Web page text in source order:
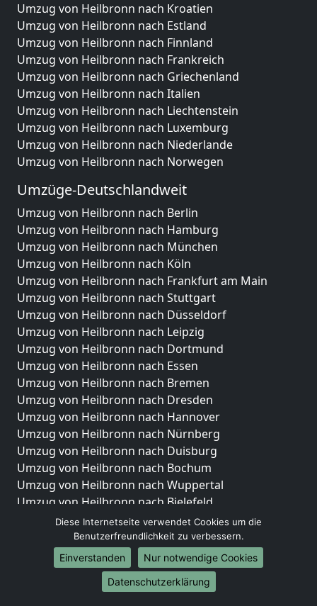
Umzug von Heilbronn nach Kroatien
Umzug von Heilbronn nach Estland
Umzug von Heilbronn nach Finnland
Umzug von Heilbronn nach Frankreich
Umzug von Heilbronn nach Griechenland
Umzug von Heilbronn nach Italien
Umzug von Heilbronn nach Liechtenstein
Umzug von Heilbronn nach Luxemburg
Umzug von Heilbronn nach Niederlande
Umzug von Heilbronn nach Norwegen
Umzüge-Deutschlandweit
Umzug von Heilbronn nach Berlin
Umzug von Heilbronn nach Hamburg
Umzug von Heilbronn nach München
Umzug von Heilbronn nach Köln
Umzug von Heilbronn nach Frankfurt am Main
Umzug von Heilbronn nach Stuttgart
Umzug von Heilbronn nach Düsseldorf
Umzug von Heilbronn nach Leipzig
Umzug von Heilbronn nach Dortmund
Umzug von Heilbronn nach Essen
Umzug von Heilbronn nach Bremen
Umzug von Heilbronn nach Dresden
Umzug von Heilbronn nach Hannover
Umzug von Heilbronn nach Nürnberg
Umzug von Heilbronn nach Duisburg
Umzug von Heilbronn nach Bochum
Umzug von Heilbronn nach Wuppertal
Umzug von Heilbronn nach Bielefeld
Umzug von Heilbronn nach Bonn
Umzug von Heilbronn nach Münster
Internationale-Umzüge
Umzug von Heilbronn nach Brasilien
Umzug von Heilbronn nach Brunei Darussalam
Diese Internetseite verwendet Cookies um die
Benutzerfreundlichkeit zu verbessern.
Einverstanden
Nur notwendige Cookies
Datenschutzerklärung